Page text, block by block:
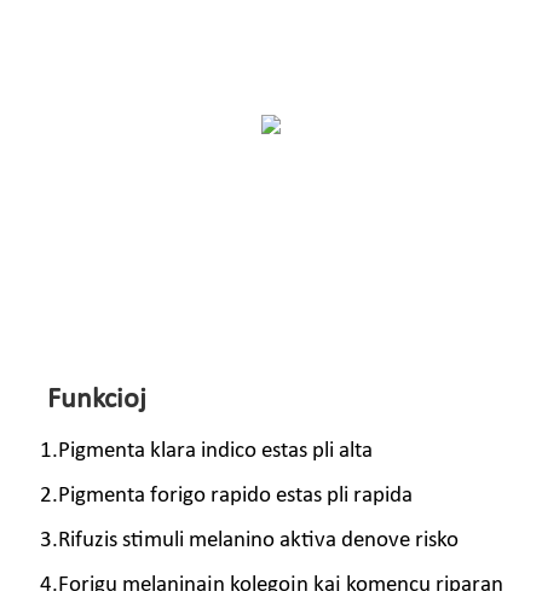
Funkcioj
1.Pigmenta klara indico estas pli alta
2.Pigmenta forigo rapido estas pli rapida
3.Rifuzis stimuli melanino aktiva denove risko
4.Forigu melaninajn kolegojn kaj komencu riparan